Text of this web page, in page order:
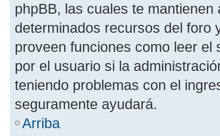
phpBB, las cuales te
determinados recursos del foro
proveen funciones como leer el
por el usuario si la
teniendo problemas con el
seguramente ayudará.
Arriba